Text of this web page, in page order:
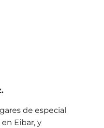
de especial
Eibar, y